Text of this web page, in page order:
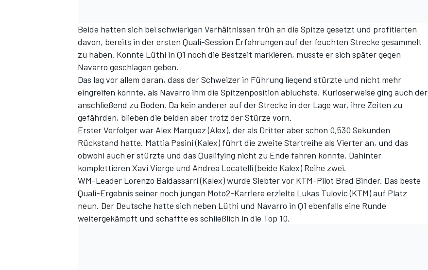
SPORTWAGEN
Beide hatten sich bei schwierigen Verhältnissen früh an die Spitze gesetzt und profitierten
davon, bereits in der ersten Quali-Session Erfahrungen auf der feuchten Strecke gesammelt
zu haben. Konnte Lüthi in Q1 noch die Bestzeit markieren, musste er sich später gegen
Navarro geschlagen geben.
Das lag vor allem daran, dass der Schweizer in Führung liegend stürzte und nicht mehr
eingreifen konnte, als Navarro ihm die Spitzenposition abluchste. Kurioserweise ging auch der
anschließend zu Boden. Da kein anderer auf der Strecke in der Lage war, ihre Zeiten zu
gefährden, blieben die beiden aber trotz der Stürze vorn.
Erster Verfolger war Alex Marquez (Alex), der als Dritter aber schon 0,530 Sekunden
Rückstand hatte. Mattia Pasini (Kalex) führt die zweite Startreihe als Vierter an, und das
obwohl auch er stürzte und das Qualifying nicht zu Ende fahren konnte. Dahinter
komplettieren Xavi Vierge und Andrea Locatelli (beide Kalex) Reihe zwei.
WM-Leader Lorenzo Baldassarri (Kalex) wurde Siebter vor KTM-Pilot Brad Binder. Das beste
Quali-Ergebnis seiner noch jungen Moto2-Karriere erzielte Lukas Tulovic (KTM) auf Platz
neun. Der Deutsche hatte sich neben Lüthi und Navarro in Q1 ebenfalls eine Runde
weitergekämpft und schaffte es schließlich in die Top 10.